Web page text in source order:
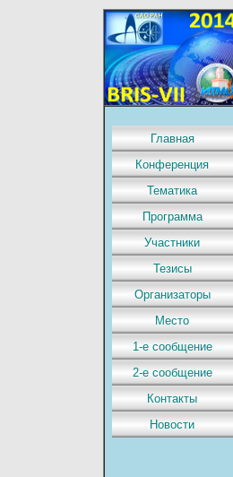
Главная
Конференция
Тематика
Программа
Участники
Тезисы
Организаторы
Место
1-е сообщение
2-е сообщение
Контакты
Новости